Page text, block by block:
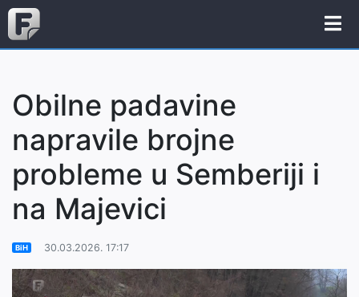
Obilne padavine
napravile brojne
probleme u Semberiji i
na Majevici
BiH 30.03.2026. 17:17